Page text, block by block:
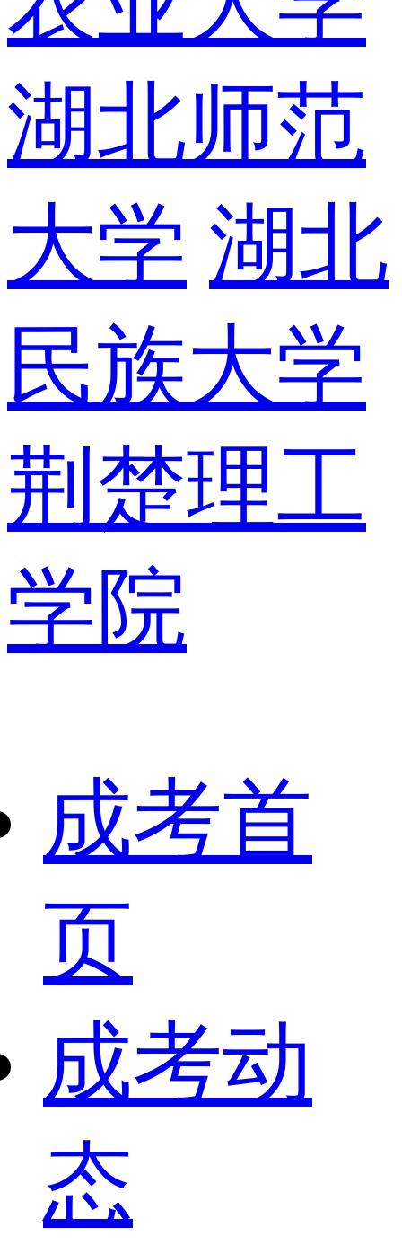
湖北师范
大学 湖北
民族大学
荆楚理工
学院
成考首
页
成考动
态